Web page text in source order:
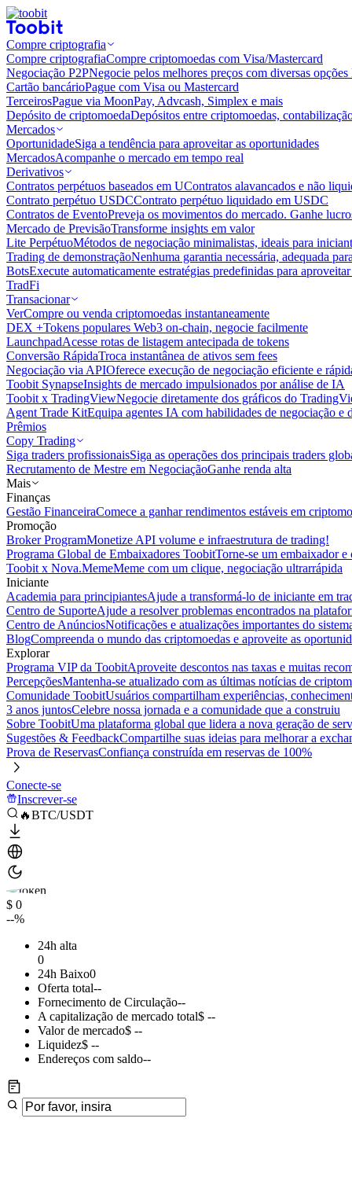
Compre criptografia
Compre criptografiaCompre criptomoedas com Visa/Mastercard
Negociação P2PNegocie pelos melhores preços com diversas
Cartão bancárioPague com Visa ou Mastercard
TerceirosPague via MoonPay, Advcash, Simplex e mais
Depósito de criptomoedaDepósitos entre criptomoedas,
Mercados
OportunidadeSiga a tendência para aproveitar as oportunidades
MercadosAcompanhe o mercado em tempo real
Derivativos
Contratos perpétuos baseados em UContratos alavancados e não
Contrato perpétuo USDCContrato perpétuo liquidado em USDC
Contratos de EventoPreveja os movimentos do mercado. Ganhe
Mercado de PrevisãoTransforme insights em valor
Lite PerpétuoMétodos de negociação minimalistas, ideais para
Trading de demonstraçãoNenhuma garantia necessária, adequada
BotsExecute automaticamente estratégias predefinidas para
TradFi
Transacionar
VerCompre ou venda criptomoedas instantaneamente
DEX +Tokens populares Web3 on-chain, negocie facilmente
LaunchpadAcesse rotas de listagem antecipada de tokens
Conversão RápidaTroca instantânea de ativos sem fees
Negociação via APIOferece execução de negociação eficiente e
Toobit SynapseInsights de mercado impulsionados por análise de IA
Toobit x TradingViewNegocie diretamente dos gráficos do
Agent Trade KitEquipa agentes IA com habilidades de negociação e
Prêmios
Copy Trading
Siga traders profissionaisSiga as operações dos principais traders
Recrutamento de Mestre em NegociaçãoGanhe renda alta
Mais
Finanças
Gestão FinanceiraComece a ganhar rendimentos estáveis em
Promoção
Broker ProgramMonetize API volume e infraestrutura de trading!
Programa Global de Embaixadores ToobitTorne-se um embaixador
Toobit x Nova.MemeMeme com um clique, negociação ultrarrápida
Iniciante
Academia para principiantesAjude a transformá-lo de iniciante em
Centro de SuporteAjude a resolver problemas encontrados na
Centro de AnúnciosNotificações e atualizações importantes do
BlogCompreenda o mundo das criptomoedas e aproveite as
Explorar
Programa VIP da ToobitAproveite descontos nas taxas e muitas
PercepçõesMantenha-se atualizado com as últimas notícias de
Comunidade ToobitUsuários compartilham experiências,
3 anos juntosCelebre nossa jornada e a comunidade que a construiu
Sobre ToobitUma plataforma global que lidera a nova geração de
Sugestões & FeedbackCompartilhe suas ideias para melhorar a
Prova de ReservasConfiança construída em reservas de 100%
Conecte-se
Inscrever-se
🔥BTC/USDT
$ 0
--%
24h alta
0
24h Baixo0
Oferta total--
Fornecimento de Circulação--
A capitalização de mercado total$ --
Valor de mercado$ --
Liquidez$ --
Endereços com saldo--